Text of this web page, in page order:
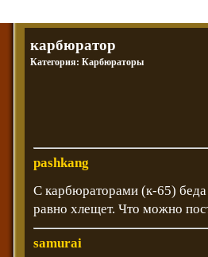
карбюратор
Категория: Карбюраторы
pashkang
С карбюраторами (к-65)
равно хлещет. Что можно
samurai